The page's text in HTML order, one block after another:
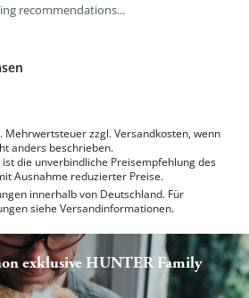
recommendations...
Mehrwertsteuer zzgl. Versandkosten, wenn
anders beschrieben.
die unverbindliche Preisempfehlung des
Ausnahme reduzierter Preise.
innerhalb von Deutschland. Für
siehe Versandinformationen.
exklusive HUNTER Family